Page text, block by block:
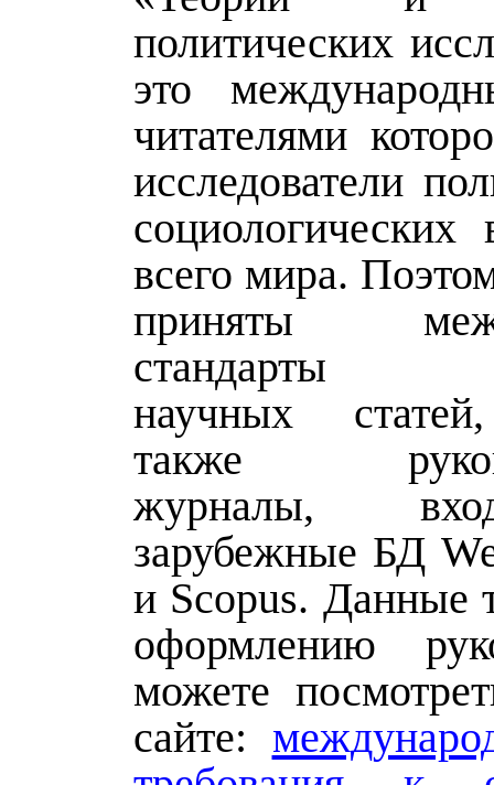
политических
это
читателями
исследователи
социологических
всего мира.
приняты
стандарты
научных
также
журналы,
зарубежные БД
и Scopus. Данные
оформлению
можете
сайте: